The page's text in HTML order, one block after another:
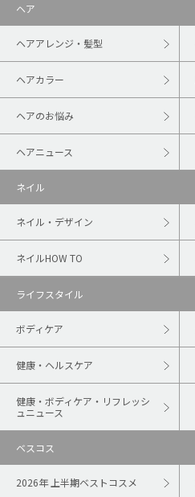
ヘア
ヘアアレンジ・髪型
ヘアカラー
ヘアのお悩み
ヘアニュース
ネイル
ネイル・デザイン
ネイルHOW TO
ライフスタイル
ボディケア
健康・ヘルスケア
健康・ボディケア・リフレッシ
ュニュース
ベスコス
2026年 上半期ベストコスメ